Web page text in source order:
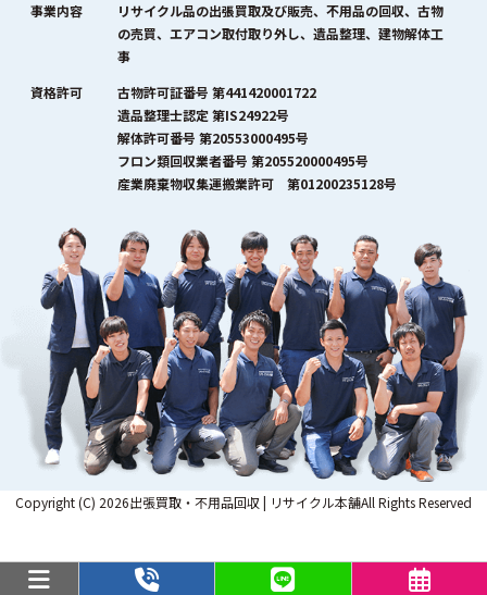
事業内容
リサイクル品の出張買取及び販売、不用品の回収、古物
の売買、エアコン取付取り外し、遺品整理、建物解体工
事
資格許可
古物許可証番号 第441420001722
遺品整理士認定 第IS24922号
解体許可番号 第20553000495号
フロン類回収業者番号 第205520000495号
産業廃棄物収集運搬業許可 第01200235128号
Copyright (C) 2026出張買取・不用品回収 | リサイクル本舗All Rights Reserved